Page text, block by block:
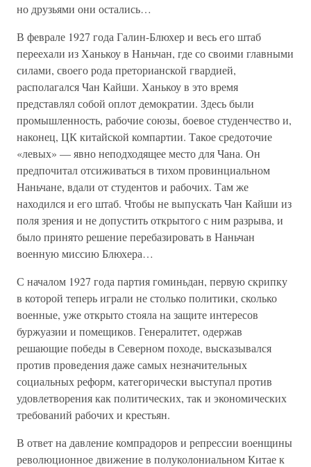
но друзьями они остались…
В феврале 1927 года Галин-Блюхер и весь его штаб
переехали из Ханькоу в Наньчан, где со своими главными
силами, своего рода преторианской гвардией,
располагался Чан Кайши. Ханькоу в это время
представлял собой оплот демократии. Здесь были
промышленность, рабочие союзы, боевое студенчество и,
наконец, ЦК китайской компартии. Такое средоточие
«левых» — явно неподходящее место для Чана. Он
предпочитал отсиживаться в тихом провинциальном
Наньчане, вдали от студентов и рабочих. Там же
находился и его штаб. Чтобы не выпускать Чан Кайши из
поля зрения и не допустить открытого с ним разрыва, и
было принято решение перебазировать в Наньчан
военную миссию Блюхера…
С началом 1927 года партия гоминьдан, первую скрипку
в которой теперь играли не столько политики, сколько
военные, уже открыто стояла на защите интересов
буржуазии и помещиков. Генералитет, одержав
решающие победы в Северном походе, высказывался
против проведения даже самых незначительных
социальных реформ, категорически выступал против
удовлетворения как политических, так и экономических
требований рабочих и крестьян.
В ответ на давление компрадоров и репрессии военщины
революционное движение в полуколониальном Китае к